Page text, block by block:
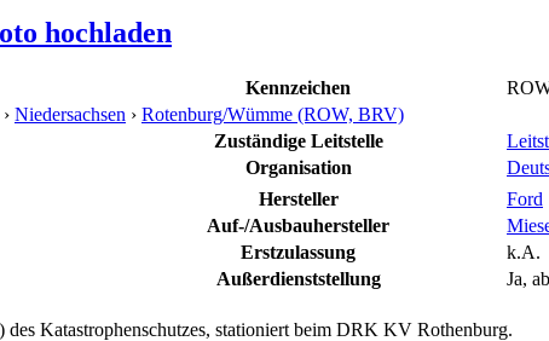
hochladen
Kennzeichen
› Niedersachsen › Rotenburg/Wümme (ROW, BRV)
Zuständige Leitstelle
Organisation
Hersteller
Ford
Auf-/Ausbauhersteller
Erstzulassung
k.A.
Außerdienststellung Ja,
Katastrophenschutzes, stationiert beim DRK KV Rothenburg.